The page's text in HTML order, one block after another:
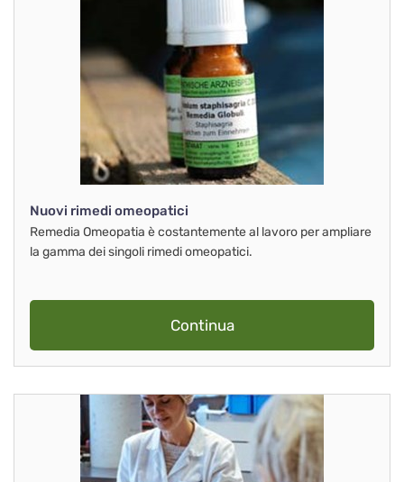
Nuovi rimedi omeopatici
Remedia Omeopatia è costantemente al lavoro per ampliare
la gamma dei singoli rimedi omeopatici.
Continua